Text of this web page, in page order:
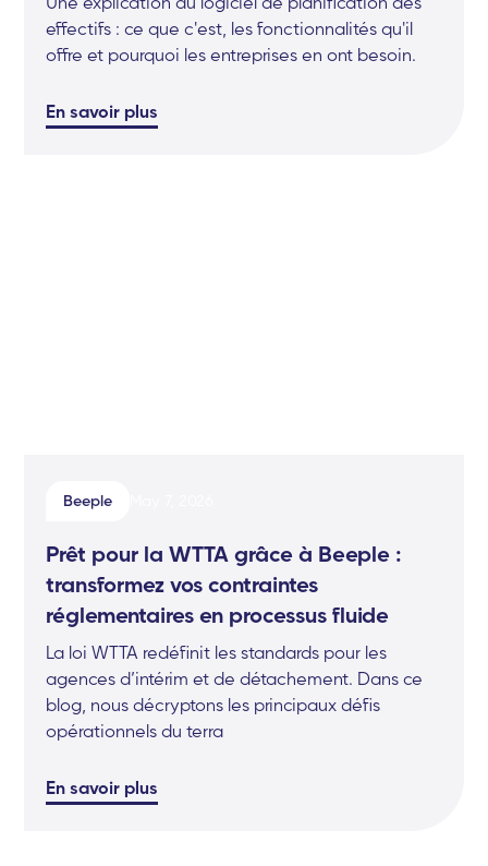
effectifs : ce que c'est, les fonctionnalités qu'il
offre et pourquoi les entreprises en ont besoin.
En savoir plus
Beeple
Prêt pour la WTTA grâce à Beeple :
transformez vos contraintes
réglementaires en processus fluide
La loi WTTA redéfinit les standards pour les
agences d’intérim et de détachement. Dans ce
blog, nous décryptons les principaux défis
opérationnels du terra
En savoir plus